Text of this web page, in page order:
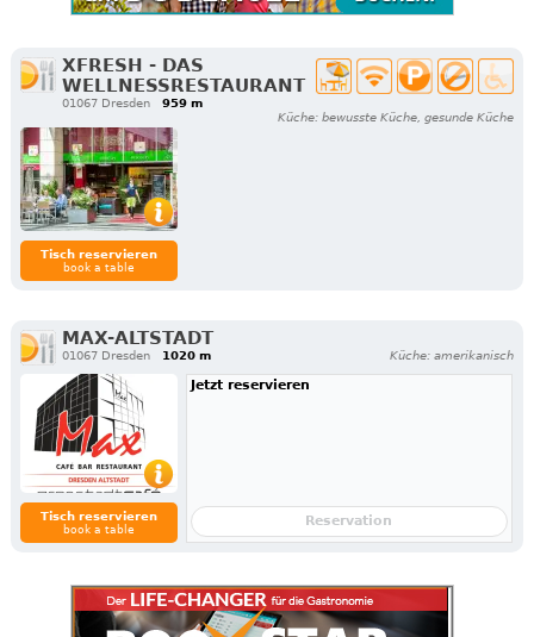
XFRESH - DAS
WELLNESSRESTAURANT
01067 Dresden
959 m
Küche: bewusste Küche, gesunde Küche
Tisch reservieren
book a table
MAX-ALTSTADT
01067 Dresden 1020 m Küche: amerikanisch
Tisch reservieren
book a table
Jetzt reservieren
Reservation